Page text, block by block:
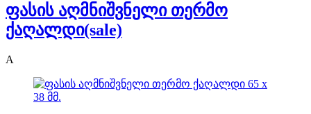
ფასის აღმნიშვნელი თერმო
ქაღალდი(sale)
A